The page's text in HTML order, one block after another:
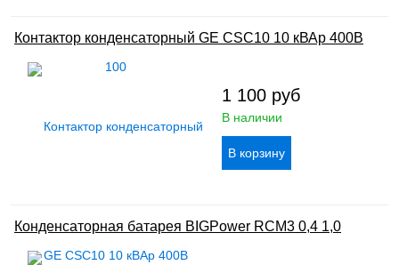
Контактор конденсаторный GE CSC10 10 кВАр 400В
1 100 руб
В наличии
Конденсаторная батарея BIGPower RCM3 0,4 1,0